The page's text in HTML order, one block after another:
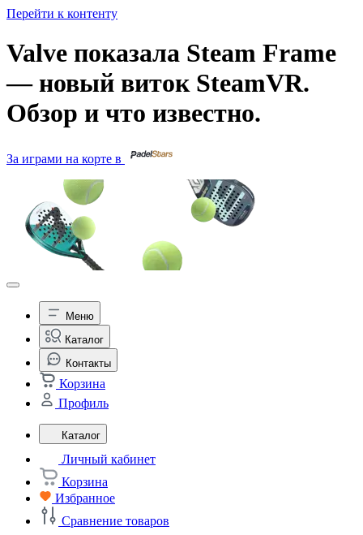
Перейти к контенту
Valve показала Steam Frame
— новый виток SteamVR.
Обзор и что известно.
За играми на корте в
Меню
Каталог
Контакты
Корзина
Профиль
Каталог
Личный кабинет
Корзина
Избранное
Сравнение товаров